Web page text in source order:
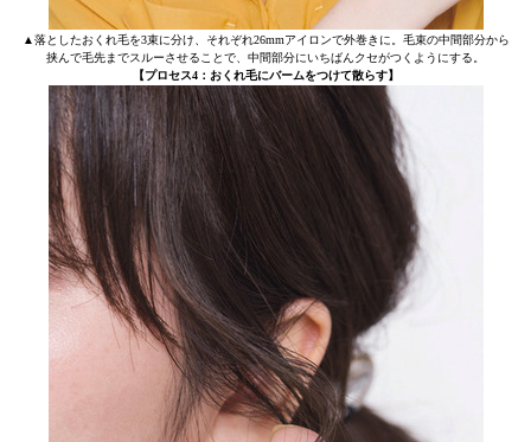
▲落としたおくれ毛を3束に分け、それぞれ26mmアイロンで外巻きに。毛束の中間部分から
挟んで毛先までスルーさせることで、中間部分にいちばんクセがつくようにする。
【プロセス4：おくれ毛にバームをつけて散らす】